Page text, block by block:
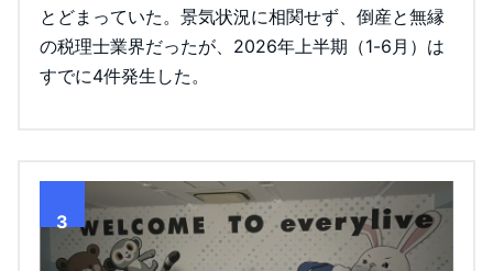
とどまっていた。景気状況に相関せず、倒産と無縁
の税理士業界だったが、2026年上半期（1-6月）は
すでに4件発生した。
3